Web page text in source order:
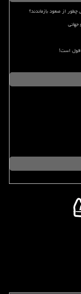
است!